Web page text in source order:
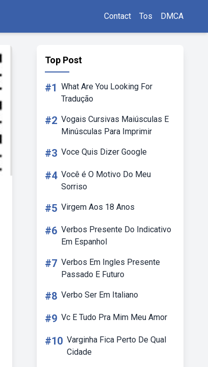
Contact Tos DMCA
Top Post
#1 What Are You Looking For
Tradução
#2 Vogais Cursivas Maiúsculas E
Minúsculas Para Imprimir
#3 Voce Quis Dizer Google
#4 Você é O Motivo Do Meu
Sorriso
#5 Virgem Aos 18 Anos
#6 Verbos Presente Do Indicativo
Em Espanhol
#7 Verbos Em Ingles Presente
Passado E Futuro
#8 Verbo Ser Em Italiano
#9 Vc E Tudo Pra Mim Meu Amor
#10 Varginha Fica Perto De Qual
Cidade